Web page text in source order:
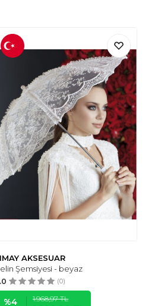
AKSESUAR
Şemsiyesi - beyaz
(0)
%4 1.968,97TL